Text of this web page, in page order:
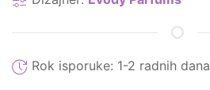
Rok isporuke: 1-2 radnih dana